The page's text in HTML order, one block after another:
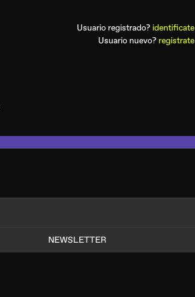
Usuario registrado? identificate
Usuario nuevo? registrate
NEWSLETTER